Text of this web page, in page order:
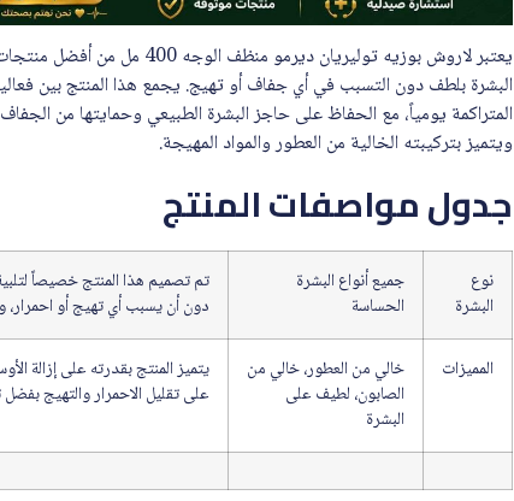
يعتبر لاروش بوزيه توليريان
البشرة بلطف دون التسبب في أي جفاف أو تهيج. يجمع هذا المنتج بين
المتراكمة يومياً، مع الحفاظ على حاجز البشرة الطبيعي وحمايتها من
ويتميز بتركيبته الخالية من العطور والمواد المهيجة.
جدول مواصفات المنتج
نوع
البشرة
جميع أنواع البشرة
الحساسة
تم تصميم هذا المنتج خصيصاً
دون أن يسبب أي تهيج أو احمرار،
المميزات
خالي من العطور، خالي من
الصابون، لطيف على
البشرة
يتميز المنتج بقدرته على إزالة
على تقليل الاحمرار والتهيج بفضل